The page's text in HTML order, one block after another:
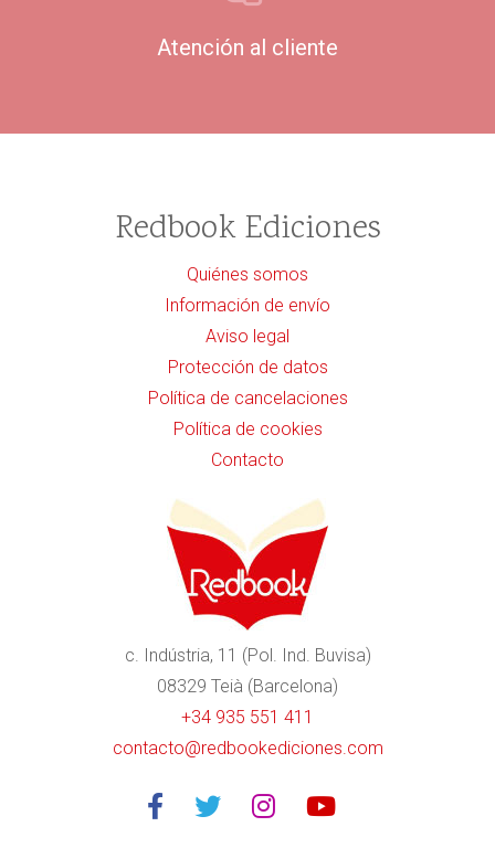
Atención al cliente
Redbook Ediciones
Quiénes somos
Información de envío
Aviso legal
Protección de datos
Política de cancelaciones
Política de cookies
Contacto
c. Indústria, 11 (Pol. Ind. Buvisa)
08329 Teià (Barcelona)
+34 935 551 411
contacto@redbookediciones.com